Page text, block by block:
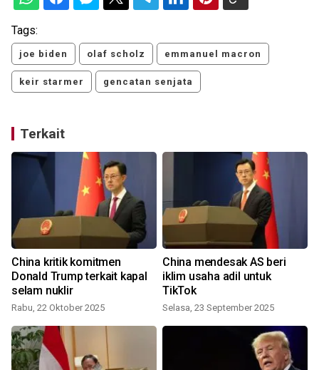
Tags:
joe biden olaf scholz emmanuel macron
keir starmer gencatan senjata
Terkait
China kritik komitmen
Donald Trump terkait kapal
selam nuklir
Rabu, 22 Oktober 2025
China mendesak AS beri
iklim usaha adil untuk
TikTok
Selasa, 23 September 2025